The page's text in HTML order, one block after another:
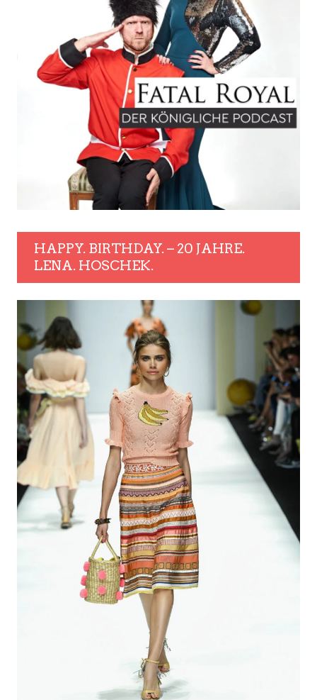
HAPPY. BIRTHDAY. – 20 JAHRE.
LENA. HOSCHEK.